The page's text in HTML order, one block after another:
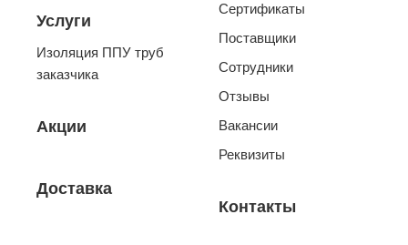
Услуги
Изоляция ППУ труб
заказчика
Акции
Доставка
Сертификаты
Поставщики
Сотрудники
Отзывы
Вакансии
Реквизиты
Контакты